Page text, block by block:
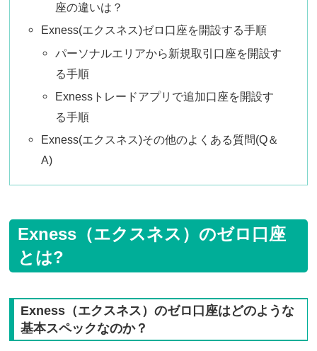
座の違いは？
Exness(エクスネス)ゼロ口座を開設する手順
パーソナルエリアから新規取引口座を開設す
る手順
Exnessトレードアプリで追加口座を開設す
る手順
Exness(エクスネス)その他のよくある質問(Q＆
A)
Exness（エクスネス）のゼロ口座
とは?
Exness（エクスネス）のゼロ口座はどのような
基本スペックなのか？